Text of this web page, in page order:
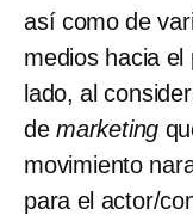
así como de
medios hacia
lado, al
de marketing
movimiento
para el actor/